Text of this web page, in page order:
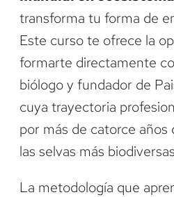
transforma tu forma de
Este curso te ofrece la
formarte directamente
biólogo y fundador de
cuya trayectoria
por más de catorce años
las selvas más
La metodología que